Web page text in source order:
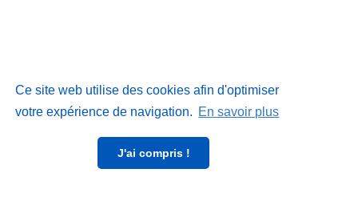
Ce site web utilise des cookies afin d'optimiser
votre expérience de navigation. En savoir plus
J'ai compris !